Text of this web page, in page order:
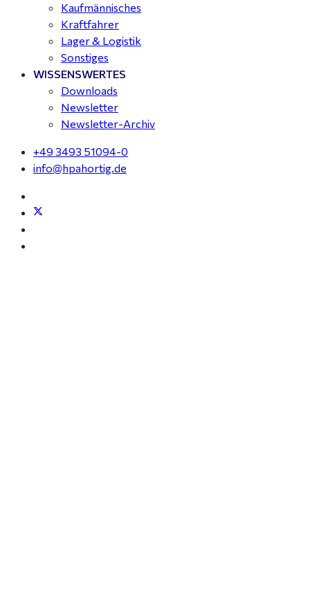
Kaufmännisches
Kraftfahrer
Lager & Logistik
Sonstiges
WISSENSWERTES
Downloads
Newsletter
Newsletter-Archiv
+49 3493 51094-0
info@hpahortig.de